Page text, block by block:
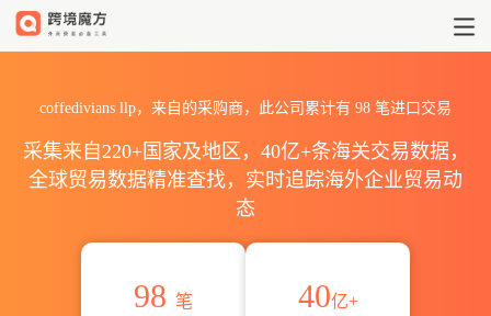
coffedivians llp，来自的采购商，此公司累计有 98 笔进口交易
采集来自220+国家及地区，40亿+条海关交易数据，
全球贸易数据精准查找，实时追踪海外企业贸易动
态
98 笔
40亿+